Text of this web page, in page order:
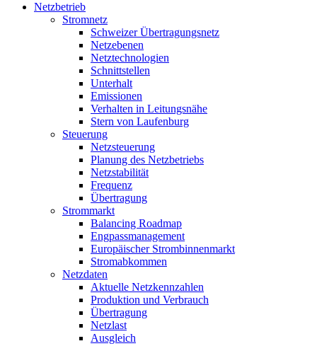
Netzbetrieb
Stromnetz
Schweizer Übertragungsnetz
Netzebenen
Netztechnologien
Schnittstellen
Unterhalt
Emissionen
Verhalten in Leitungsnähe
Stern von Laufenburg
Steuerung
Netzsteuerung
Planung des Netzbetriebs
Netzstabilität
Frequenz
Übertragung
Strommarkt
Balancing Roadmap
Engpassmanagement
Europäischer Strombinnenmarkt
Stromabkommen
Netzdaten
Aktuelle Netzkennzahlen
Produktion und Verbrauch
Übertragung
Netzlast
Ausgleich